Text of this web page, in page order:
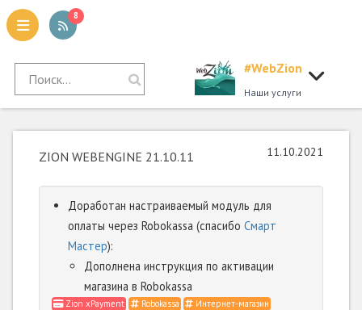
8
#WebZion
Наши услуги
ZION WEBENGINE 21.10.11 11.10.2021
Доработан настраиваемый модуль для
оплаты через Robokassa (спасибо Смарт
Мастер):
Дополнена инструкция по активации
магазина в Robokassa
Zion xPayment Robokassa
Интернет-магазин